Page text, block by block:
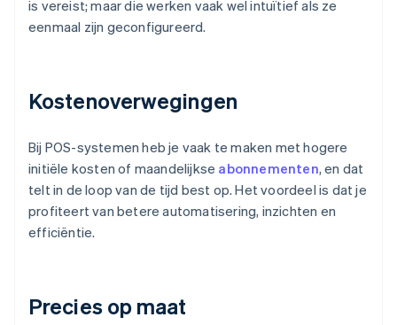
is vereist; maar die werken vaak wel intuïtief als ze
eenmaal zijn geconfigureerd.
Kostenoverwegingen
Bij POS-systemen heb je vaak te maken met hogere
initiële kosten of maandelijkse abonnementen, en dat
telt in de loop van de tijd best op. Het voordeel is dat je
profiteert van betere automatisering, inzichten en
efficiëntie.
Precies op maat